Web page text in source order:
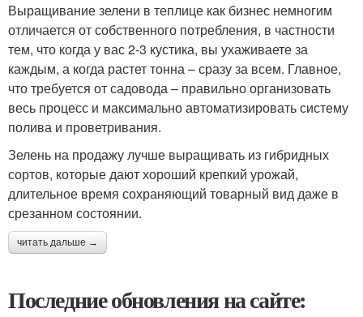
Выращивание зелени в теплице как бизнес немногим
отличается от собственного потребления, в частности
тем, что когда у вас 2-3 кустика, вы ухаживаете за
каждым, а когда растет тонна – сразу за всем. Главное,
что требуется от садовода – правильно организовать
весь процесс и максимально автоматизировать систему
полива и проветривания.
Зелень на продажу лучше выращивать из гибридных
сортов, которые дают хороший крепкий урожай,
длительное время сохраняющий товарный вид даже в
срезанном состоянии.
читать дальше →
Последние обновления на сайте: